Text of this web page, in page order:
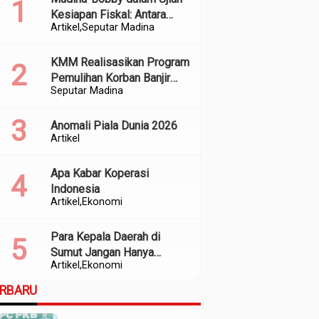
Artikel Seputar Madina
Kesiapan Fiskal: Antara
Kedekatan Politik dan
Seputar Madina
KMM Realisasikan Program
Pemulihan Korban Banjir
dan Longsor di Kabupaten
Artikel
Anomali Piala Dunia 2026
Artikel Ekonomi
Apa Kabar Koperasi
Indonesia
Artikel Ekonomi
Para Kepala Daerah di
Sumut Jangan Hanya
Meratapi Minimnya Transfer